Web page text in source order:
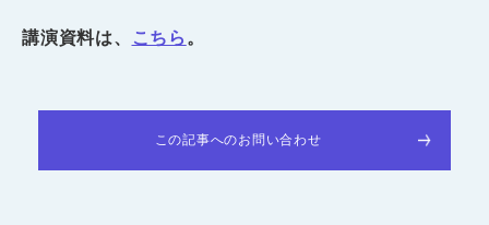
講演資料は、 こちら 。
この記事へのお問い合わせ